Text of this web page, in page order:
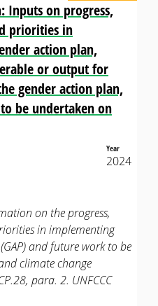
Inputs on progress,
priorities in
action plan,
or output for
gender action plan,
be undertaken on
Year
2024
on the progress,
in implementing
and future work to be
climate change
para. 2. UNFCCC